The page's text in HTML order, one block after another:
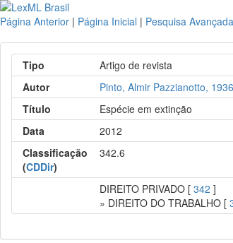
Página Anterior | Página Inicial | Pesquisa Avançada
Tipo
Artigo de revista
Autor
Pinto, Almir Pazzianotto, 1936
Título
Espécie em extinção
Data
2012
Classificação
(CDDir)
342.6
DIREITO PRIVADO [342 ]
» DIREITO DO TRABALHO [